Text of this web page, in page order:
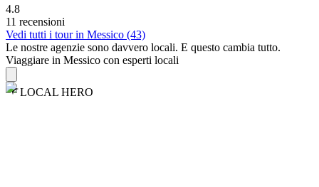
4.8
11 recensioni
Vedi tutti i tour in Messico (43)
Le nostre agenzie sono davvero locali. E questo cambia tutto.
Viaggiare in Messico con esperti locali
LOCAL HERO